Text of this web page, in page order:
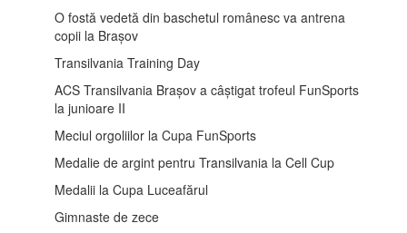
O fostă vedetă din baschetul românesc va antrena
copii la Brașov
Transilvania Training Day
ACS Transilvania Brașov a câștigat trofeul FunSports
la junioare II
Meciul orgoliilor la Cupa FunSports
Medalie de argint pentru Transilvania la Cell Cup
Medalii la Cupa Luceafărul
Gimnaste de zece